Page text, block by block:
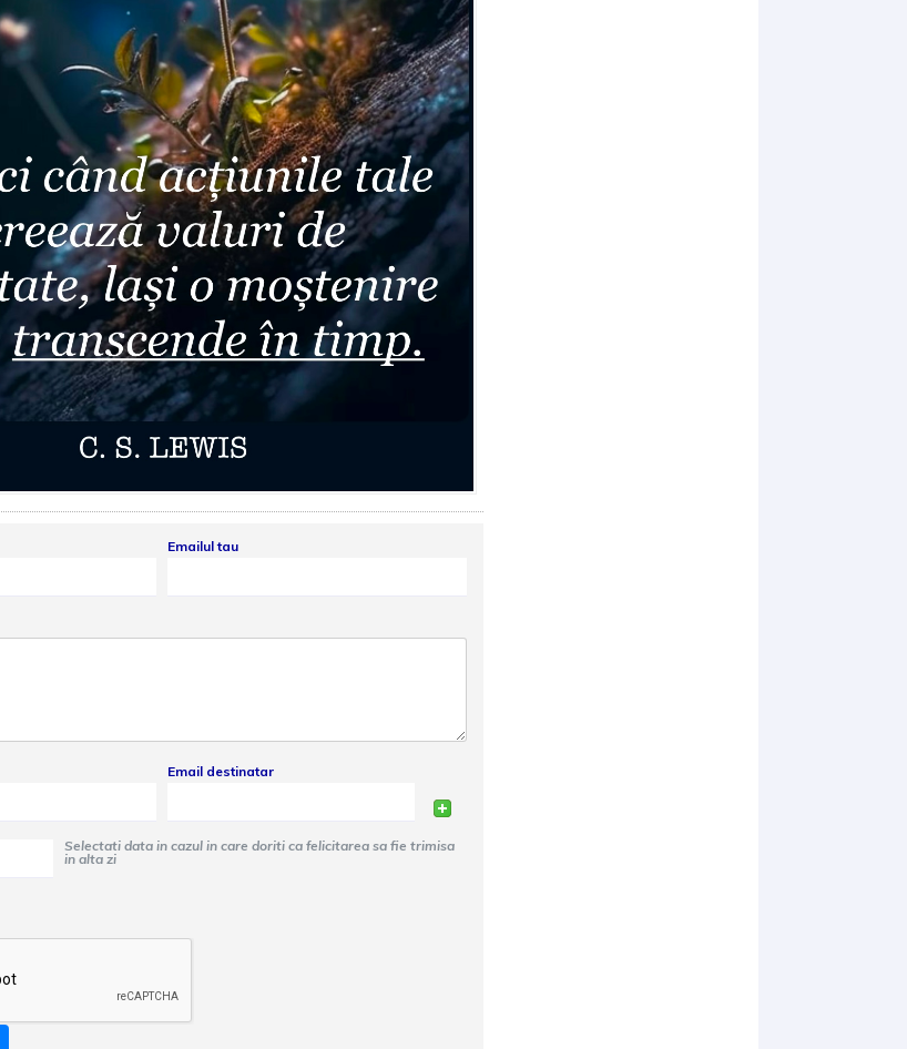
Emailul tau
Email destinatar
Selectati data in cazul in care doriti ca felicitarea sa fie trimisa
in alta zi